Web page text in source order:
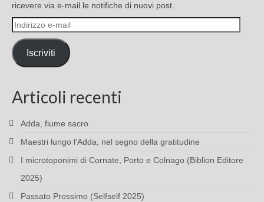
ricevere via e-mail le notifiche di nuovi post.
Indirizzo
e-
mail
Iscriviti
Articoli recenti
Adda, fiume sacro
Maestri lungo l’Adda, nel segno della gratitudine
I microtoponimi di Cornate, Porto e Colnago (Biblion Editore
2025)
Passato Prossimo (Selfself 2025)